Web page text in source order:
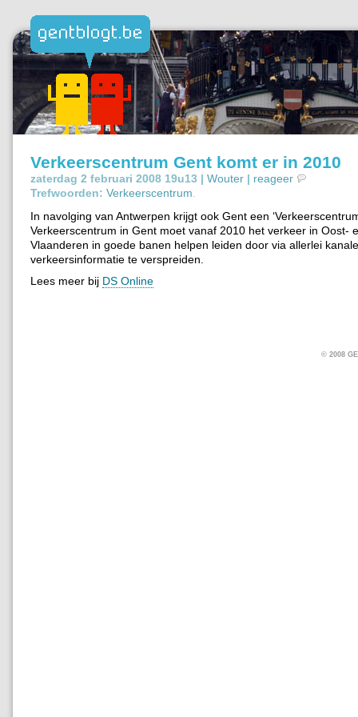
Verkeerscentrum Gent komt er in 2010
zaterdag 2 februari 2008 19u13 | Wouter | reageer
Trefwoorden: Verkeerscentrum
In navolging van Antwerpen krijgt ook Gent een
Verkeerscentrum in Gent moet vanaf 2010 het verkeer in Oost-
Vlaanderen in goede banen helpen leiden door via allerlei
verkeersinformatie te verspreiden.
Lees meer bij DS Online
© 2008